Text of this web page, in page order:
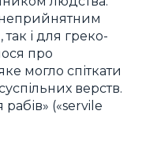
неприйнятним
і для греко-
про
могло спіткати
верств.
(«servile